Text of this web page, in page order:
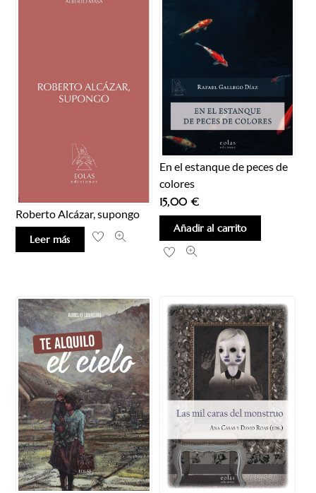
Roberto Alcázar, supongo
Leer más
En el estanque de peces de
colores
15,00 €
Añadir al carrito